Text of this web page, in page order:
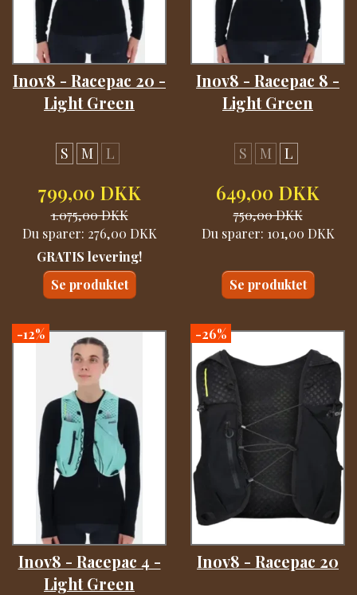
Inov8 - Racepac 20 -
Light Green
S M L
799,00 DKK
1.075,00 DKK
Du sparer: 276,00 DKK
GRATIS levering!
Se produktet
Inov8 - Racepac 8 -
Light Green
S M L
649,00 DKK
750,00 DKK
Du sparer: 101,00 DKK
Se produktet
-12%
Inov8 - Racepac 4 -
Light Green
-26%
Inov8 - Racepac 20